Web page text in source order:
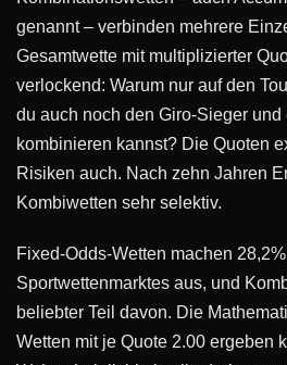
genannt – verbinden mehrere
Gesamtwette mit multiplizierter
verlockend: Warum nur auf den
du auch noch den Giro-Sieger
kombinieren kannst? Die Quoten
Risiken auch. Nach zehn Jahren
Kombiwetten sehr selektiv.
Fixed-Odds-Wetten machen
Sportwettenmarktes aus, und
beliebter Teil davon. Die
Wetten mit je Quote 2.00 ergeben